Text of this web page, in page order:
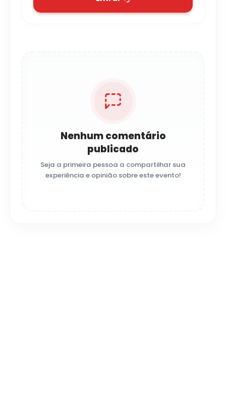
Nenhum comentário
publicado
Seja a primeira pessoa a compartilhar sua
experiência e opinião sobre este evento!